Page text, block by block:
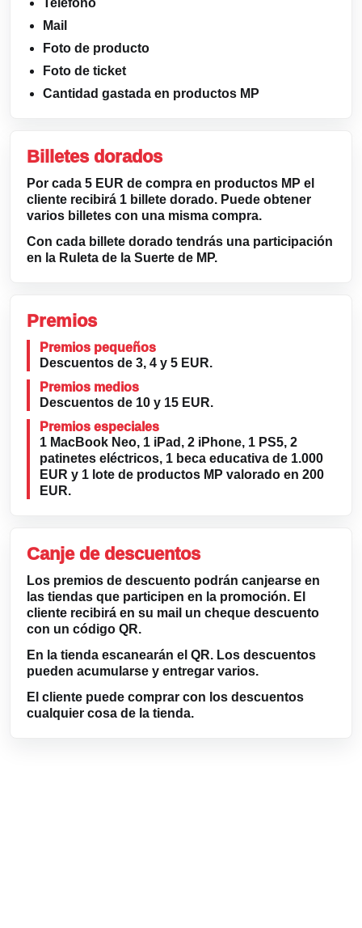
Teléfono
Mail
Foto de producto
Foto de ticket
Cantidad gastada en productos MP
Billetes dorados
Por cada 5 EUR de compra en productos MP el
cliente recibirá 1 billete dorado. Puede obtener
varios billetes con una misma compra.
Con cada billete dorado tendrás una participación
en la Ruleta de la Suerte de MP.
Premios
Premios pequeños
Descuentos de 3, 4 y 5 EUR.
Premios medios
Descuentos de 10 y 15 EUR.
Premios especiales
1 MacBook Neo, 1 iPad, 2 iPhone, 1 PS5, 2
patinetes eléctricos, 1 beca educativa de 1.000
EUR y 1 lote de productos MP valorado en 200
EUR.
Canje de descuentos
Los premios de descuento podrán canjearse en
las tiendas que participen en la promoción. El
cliente recibirá en su mail un cheque descuento
con un código QR.
En la tienda escanearán el QR. Los descuentos
pueden acumularse y entregar varios.
El cliente puede comprar con los descuentos
cualquier cosa de la tienda.